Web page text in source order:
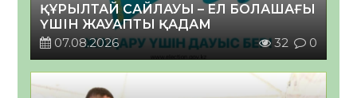
ҚҰРЫЛТАЙ САЙЛАУЫ – ЕЛ БОЛАШАҒЫ
ҮШІН ЖАУАПТЫ ҚАДАМ
07.08.2026
32 0